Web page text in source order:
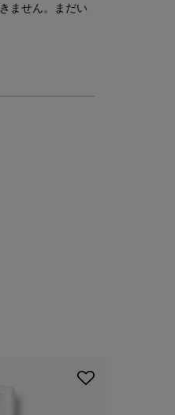
ません。まだい